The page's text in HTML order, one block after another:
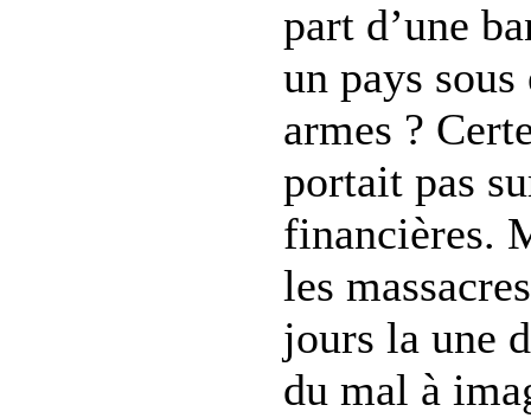
part d’une
un pays
armes ?
portait pas
financières.
les
jours la une
du mal à